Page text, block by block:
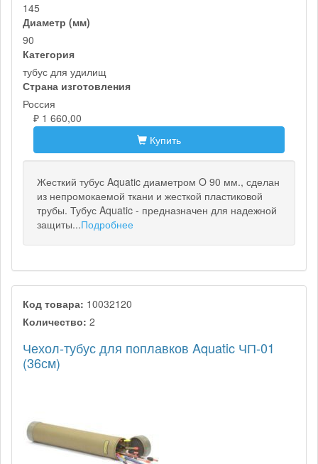
145
Диаметр (мм)
90
Категория
тубус для удилищ
Страна изготовления
Россия
₽ 1 660,00
Купить
Жесткий тубус Aquatic диаметром O 90 мм., сделан
из непромокаемой ткани и жесткой пластиковой
трубы. Тубус Aquatic - предназначен для надежной
защиты...Подробнее
Код товара: 10032120
Количество: 2
Чехол-тубус для поплавков Aquatic ЧП-01
(36см)